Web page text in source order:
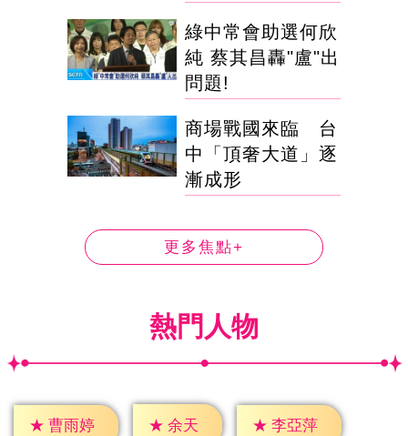
綠中常會助選何欣
純 蔡其昌轟"盧"出
問題!
商場戰國來臨 台
中「頂奢大道」逐
漸成形
更多焦點+
熱門人物
★ 曹雨婷 ★ 余天 ★ 李亞萍